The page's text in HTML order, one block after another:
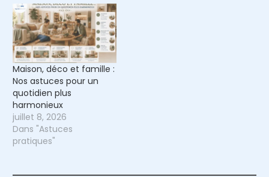
Maison, déco et famille :
Nos astuces pour un
quotidien plus
harmonieux
juillet 8, 2026
Dans "Astuces
pratiques"